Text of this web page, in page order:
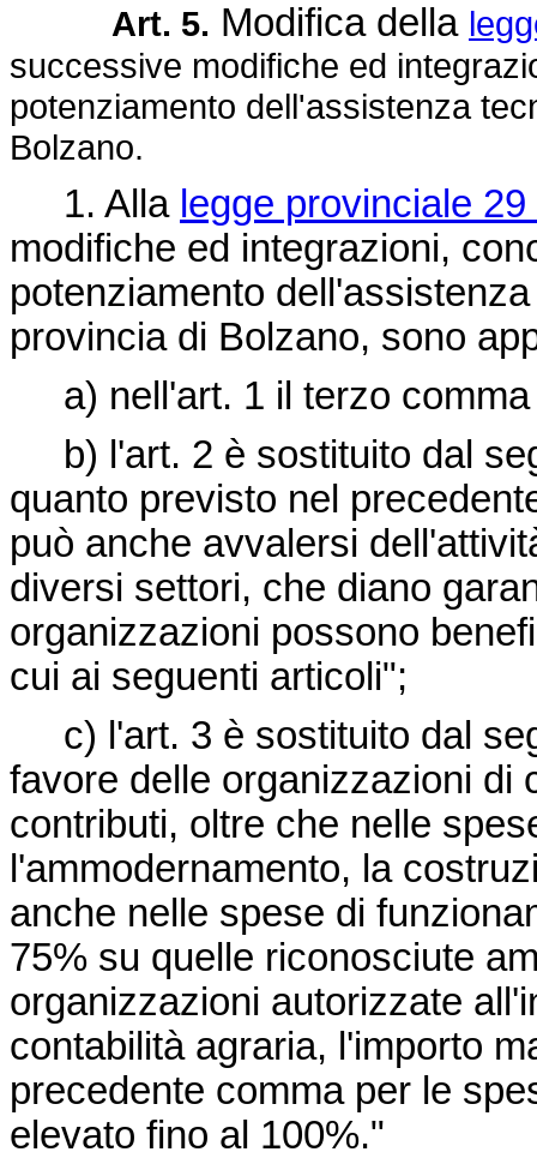
Art. 5. Modifica della
successive modifiche ed
potenziamento dell'assistenza
Bolzano.
1. Alla legge provinciale
modifiche ed integrazioni,
potenziamento
provincia di Bolzano, sono
a) nell'art. 1 il terzo comma
b) l'art. 2 è sostituito dal
quanto previsto nel
può anche avvalersi
diversi settori, che diano
organizzazioni possono
cui ai seguenti articoli";
c) l'art. 3 è sostituito dal
favore delle organizzazioni di
contributi, oltre che nelle
l'ammodernamento, la
anche nelle spese di
75% su quelle riconosciute
organizzazioni autorizzate
contabilità agraria, l'importo
precedente comma per le
elevato fino al 100%."